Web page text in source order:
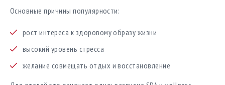
Основные причины популярности:
рост интереса к здоровому образу жизни
высокий уровень стресса
желание совмещать отдых и восстановление